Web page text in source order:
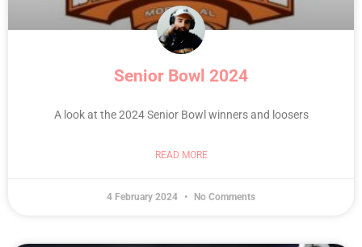
Senior Bowl 2024
A look at the 2024 Senior Bowl winners and loosers
READ MORE
4 February 2024 No Comments